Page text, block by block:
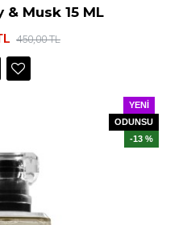
Musk 15 ML
450,00 TL
YENI
ODUNSU
-13 %